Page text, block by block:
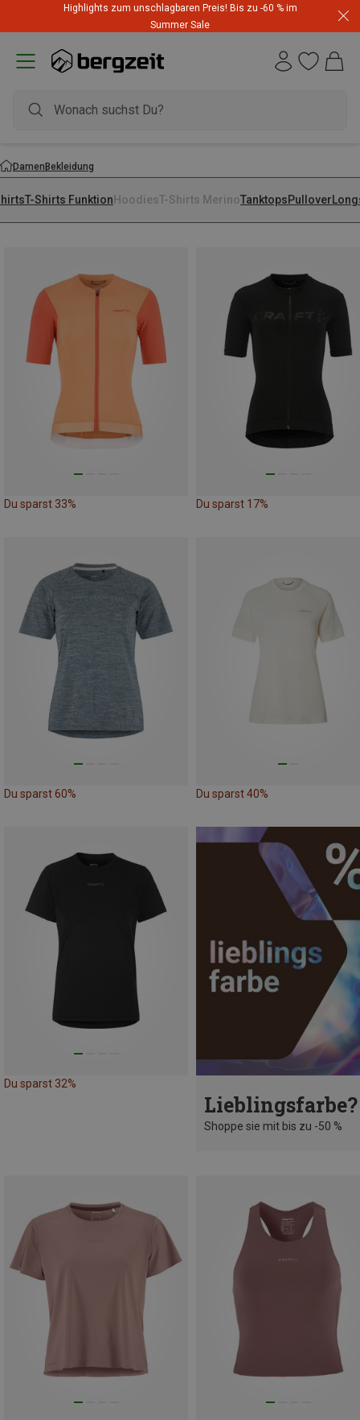
Highlights zum unschlagbaren Preis! Bis zu -60 % im
Summer Sale
DamenBekleidung
T-Shirts Funktion HoodiesT-Shirts MerinoTanktopsPullover
Du sparst 33% Du sparst 17%
Du sparst 60% Du sparst 40%
Du sparst 32%
Lieblingsfarbe?
Shoppe sie mit bis zu -50 %